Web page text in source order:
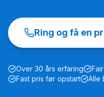
Ring og få en
Over 30 års erfaring
Fast pris før opstart
Alle